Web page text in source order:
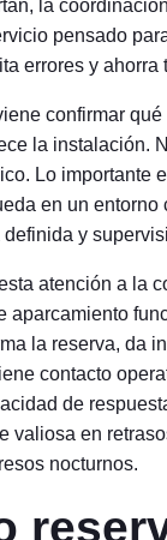
la
pensado
errores y ahorra
confirmar
la instalación.
Lo importante
en un entorno
y
atención a la
aparcamiento
la reserva, da
contacto
de
valiosa en
nocturnos.